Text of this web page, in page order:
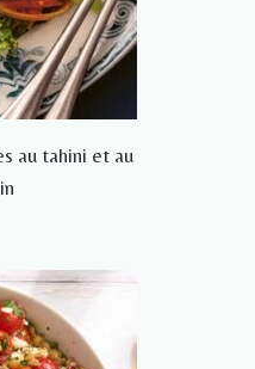
au tahini et au